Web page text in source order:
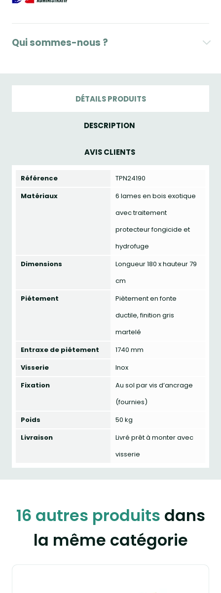
Qui sommes-nous ?
DÉTAILS PRODUITS
DESCRIPTION
AVIS CLIENTS
Référence
TPN24190
Matériaux
6 lames en bois exotique
avec traitement
protecteur fongicide et
hydrofuge
Dimensions
Longueur 180 x hauteur 79
cm
Piétement
Piètement en fonte
ductile, finition gris
martelé
Entraxe de piétement
1740 mm
Visserie
Inox
Fixation
Au sol par vis d’ancrage
(fournies)
Poids
50 kg
Livraison
Livré prêt à monter avec
visserie
16 autres produits dans
la même catégorie